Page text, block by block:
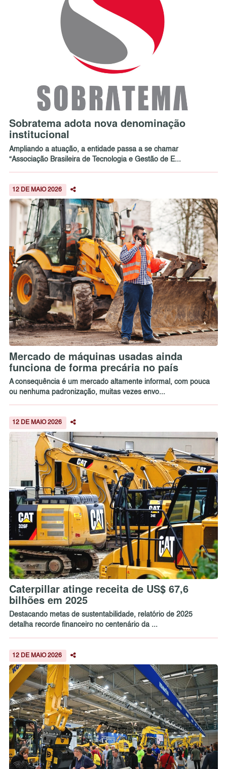
Sobratema adota nova denominação
institucional
Ampliando a atuação, a entidade passa a se chamar
“Associação Brasileira de Tecnologia e Gestão de E...
12 DE MAIO 2026
Mercado de máquinas usadas ainda
funciona de forma precária no país
A consequência é um mercado altamente informal, com pouca
ou nenhuma padronização, muitas vezes envo...
12 DE MAIO 2026
Caterpillar atinge receita de US$ 67,6
bilhões em 2025
Destacando metas de sustentabilidade, relatório de 2025
detalha recorde financeiro no centenário da ...
12 DE MAIO 2026